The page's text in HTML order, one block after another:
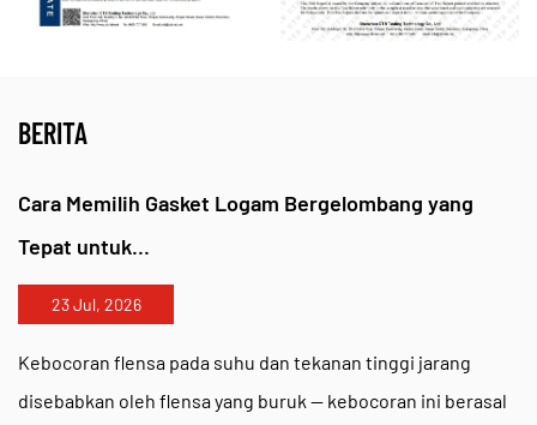
ditingkatkan nano dalam aplikasi uap bertekanan
keunggulan
Co, Ltd., sebuah perusahaan teknologi penyegelan
yang komprehensif, telah mencapainyaIdentifikasi
sistem mutu masyarakat klasifikasi CCSdan lulus uji
BERITA
Cara Memilih Gasket Logam Bergelombang yang
Tepat untuk...
23 Jul, 2026
Kebocoran flensa pada suhu dan tekanan tinggi jarang
disebabkan oleh flensa yang buruk — kebocoran ini berasal